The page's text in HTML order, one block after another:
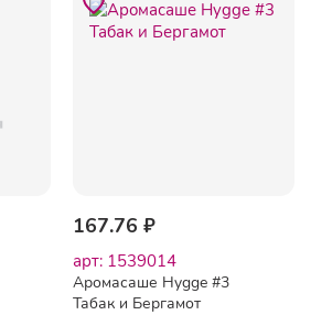
167.76 ₽
арт: 1539014
Аромасаше Hygge #3
Табак и Бергамот